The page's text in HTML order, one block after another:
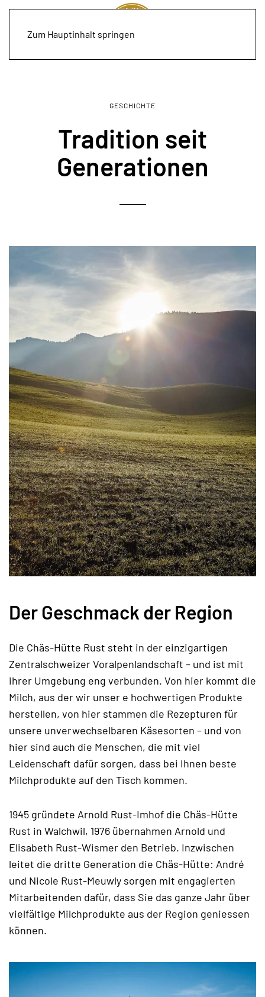
Zum Hauptinhalt springen
GESCHICHTE
Tradition seit
Generationen
Der Geschmack der Region
Die Chäs-Hütte Rust steht in der einzigartigen
Zentralschweizer Voralpenlandschaft – und ist mit
ihrer Umgebung eng verbunden. Von hier kommt die
Milch, aus der wir unser e hochwertigen Produkte
herstellen, von hier stammen die Rezepturen für
unsere unverwechselbaren Käsesorten – und von
hier sind auch die Menschen, die mit viel
Leidenschaft dafür sorgen, dass bei Ihnen beste
Milchprodukte auf den Tisch kommen.
1945 gründete Arnold Rust-Imhof die Chäs-Hütte
Rust in Walchwil, 1976 übernahmen Arnold und
Elisabeth Rust-Wismer den Betrieb. Inzwischen
leitet die dritte Generation die Chäs-Hütte: André
und Nicole Rust-Meuwly sorgen mit engagierten
Mitarbeitenden dafür, dass Sie das ganze Jahr über
vielfältige Milchprodukte aus der Region geniessen
können.